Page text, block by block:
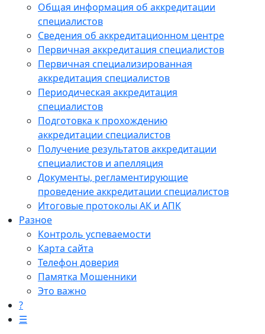
Общая информация об аккредитации
специалистов
Сведения об аккредитационном центре
Первичная аккредитация специалистов
Первичная специализированная
аккредитация специалистов
Периодическая аккредитация
специалистов
Подготовка к прохождению
аккредитации специалистов
Получение результатов аккредитации
специалистов и апелляция
Документы, регламентирующие
проведение аккредитации специалистов
Итоговые протоколы АК и АПК
Разное
Контроль успеваемости
Карта сайта
Телефон доверия
Памятка Мошенники
Это важно
?
☰